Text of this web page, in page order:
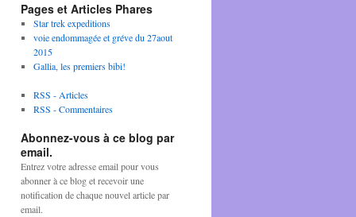
Pages et Articles Phares
Star trek expeditions
voie endommagée et gréve du 27aout
2015
Gallia, les premiers bibi!
RSS - Articles
RSS - Commentaires
Abonnez-vous à ce blog par
email.
Entrez votre adresse email pour vous
abonner à ce blog et recevoir une
notification de chaque nouvel article par
email.